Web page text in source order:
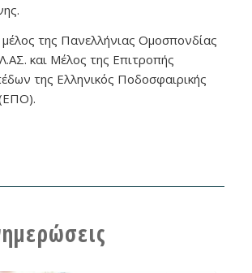
μέλος της Πανελλήνιας Ομοσπονδίας
και Μέλος της Επιτροπής
της Ελληνικός Ποδοσφαιρικής